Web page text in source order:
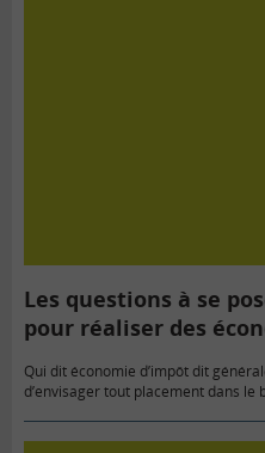
Les questions à se
pour réaliser des
Qui dit économie d’impôt dit
d’envisager tout placement dans